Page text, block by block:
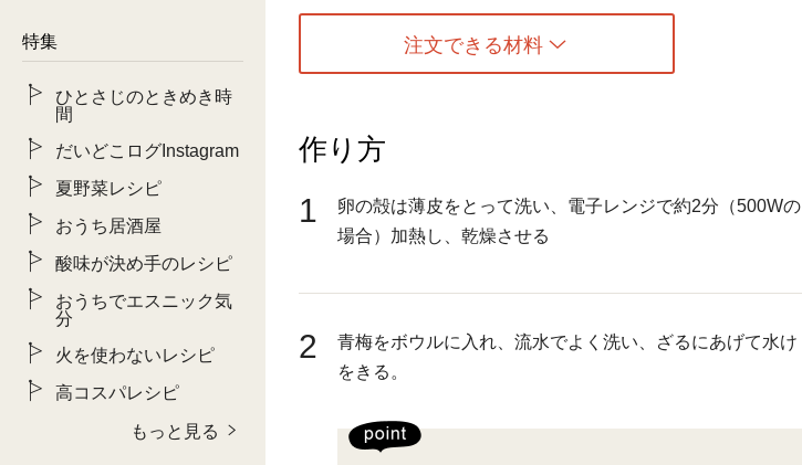
注文できる材料
作り方
1
卵の殻は薄皮をとって洗い、電子レンジで約2分（500Wの
場合）加熱し、乾燥させる
2
青梅をボウルに入れ、流水でよく洗い、ざるにあげて水け
をきる。
特集
ひとさじのときめき時
間
だいどこログInstagram
夏野菜レシピ
おうち居酒屋
酸味が決め手のレシピ
おうちでエスニック気
分
火を使わないレシピ
高コスパレシピ
もっと見る